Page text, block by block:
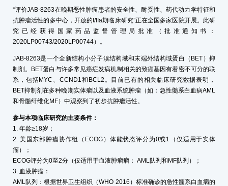
“评价JAB-8263在晚期恶性肿瘤患者的安全性、耐受性、药代动力学特征和
抗肿瘤活性的多中心，开放的I/IIa期临床研究”正在全国多家医院开展。此研
究已经获得国家药品监督管理局批准（批准通知书：
2020LP00743/2020LP00744）。
JAB-8263是一个全新结构小分子溴结构域和末端外结构域蛋白（BET）抑
制剂。BET蛋白与许多常见癌症发病机制相关的致癌基因有着密不可分的联
系，包括MYC、CCND1和BCL2。目前已有的相关临床研究数据表明，
BET抑制剂在多种晚期实体瘤以及血液系统肿瘤（如：急性髓系白血病AML
和骨髓纤维化MF）中观察到了初步抗肿瘤活性。
参与本项临床研究的主要条件：
1. 年龄≥18岁；
2. 美国东部肿瘤协作组（ECOG）体能状态评分为0或1（仅适用于实体
瘤）；
ECOG评分为0至2分（仅适用于血液肿瘤瘤： AML队列和MF队列）；
3. 血液肿瘤：
AML队列：根据世界卫生组织（WHO 2016）标准确诊的急性髓系白血病的